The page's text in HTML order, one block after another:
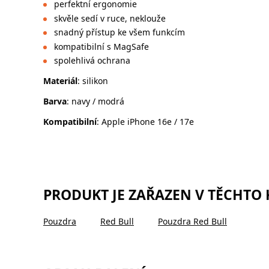
perfektní ergonomie
skvěle sedí v ruce, neklouže
snadný přístup ke všem funkcím
kompatibilní s MagSafe
spolehlivá ochrana
Materiál: silikon
Barva: navy / modrá
Kompatibilní: Apple iPhone 16e / 17e
PRODUKT JE ZAŘAZEN V TĚCHTO
Pouzdra Red Bull Pouzdra Red Bull